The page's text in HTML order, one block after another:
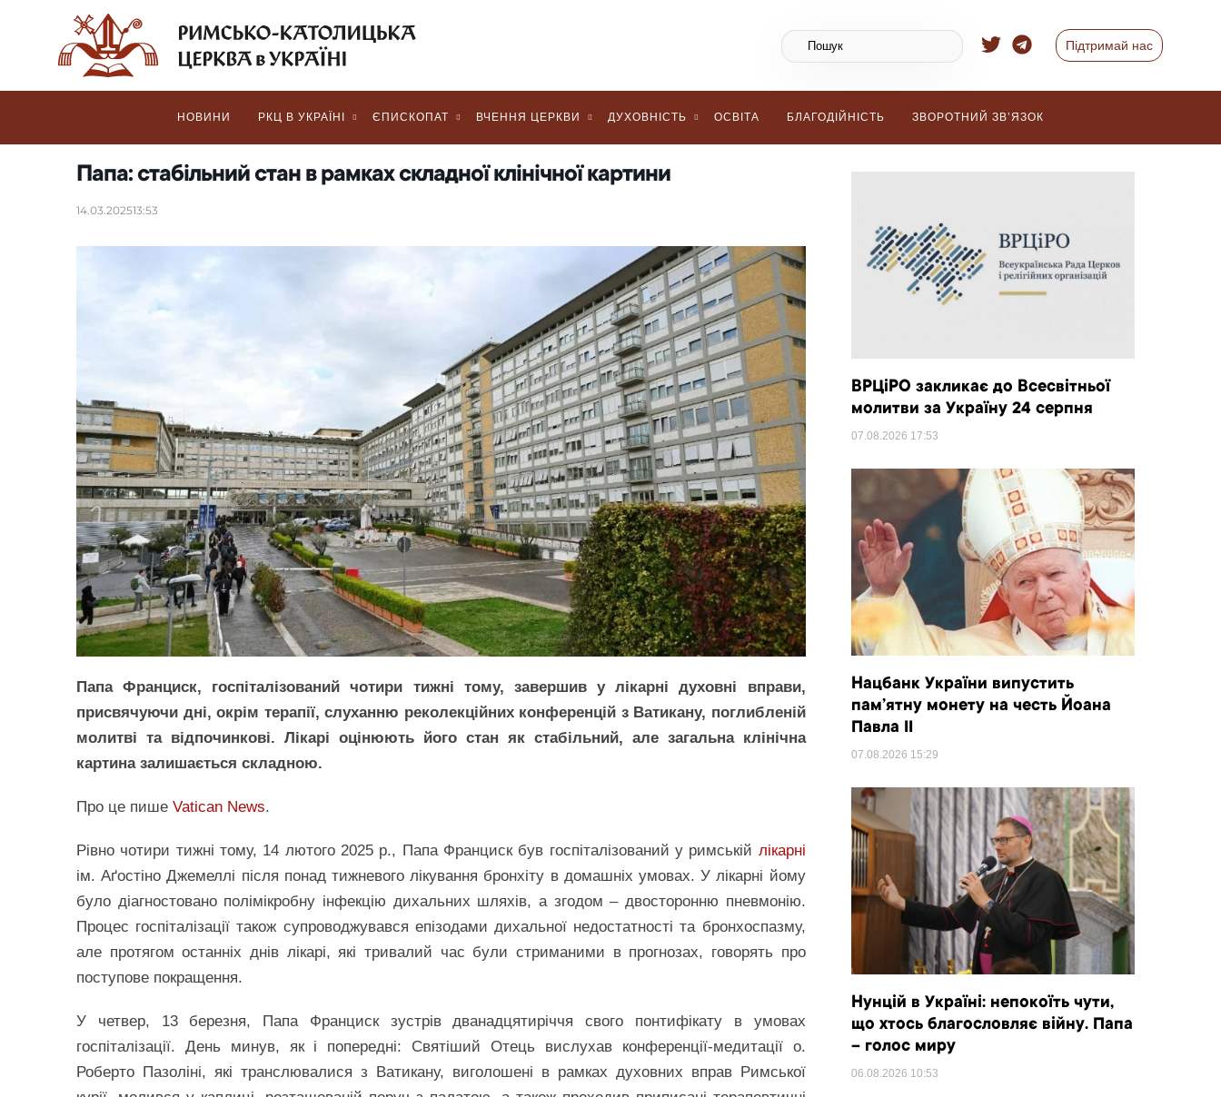
Підтримай нас
НОВИНИ РКЦ В УКРАЇНІ ЄПИСКОПАТ ВЧЕННЯ ЦЕРКВИ ДУХОВНІСТЬ ОСВІТА БЛАГОДІЙНІСТЬ ЗВОРОТНИЙ ЗВ’ЯЗОК
Папа: стабільний стан в рамках складної клінічної картини
14.03.202513:53
Папа Франциск, госпіталізований чотири тижні тому, завершив у лікарні духовні вправи,
присвячуючи дні, окрім терапії, слуханню реколекційних конференцій з Ватикану, поглибленій
молитві та відпочинкові. Лікарі оцінюють його стан як стабільний, але загальна клінічна
картина залишається складною.
Про це пише Vatican News.
Рівно чотири тижні тому, 14 лютого 2025 р., Папа Франциск був госпіталізований у римській лікарні
ім. Аґостіно Джемеллі після понад тижневого лікування бронхіту в домашніх умовах. У лікарні йому
було діагностовано полімікробну інфекцію дихальних шляхів, а згодом – двосторонню пневмонію.
Процес госпіталізації також супроводжувався епізодами дихальної недостатності та бронхоспазму,
але протягом останніх днів лікарі, які тривалий час були стриманими в прогнозах, говорять про
поступове покращення.
У четвер, 13 березня, Папа Франциск зустрів дванадцятиріччя свого понтифікату в умовах
госпіталізації. День минув, як і попередні: Святіший Отець вислухав конференції-медитації о.
Роберто Пазоліні, які транслювалися з Ватикану, виголошені в рамках духовних вправ Римської
ВРЦіРО закликає до Всесвітньої
молитви за Україну 24 серпня
07.08.2026 17:53
Нацбанк України випустить
пам’ятну монету на честь Йоана
Павла II
07.08.2026 15:29
Нунцій в Україні: непокоїть чути,
що хтось благословляє війну. Папа
– голос миру
06.08.2026 10:53